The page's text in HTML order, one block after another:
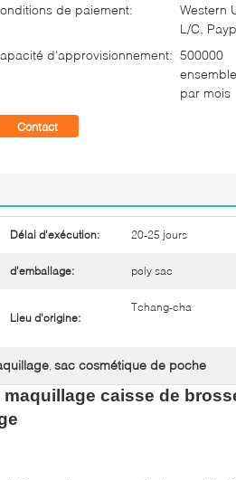
de paiement:
Western
L/C,
d'approvisionnement: 500000
par mois
Contact
Délai d'exécution: 20-25 jours
d'emballage: poly sac
Lieu d'origine:
Tchang-cha
, sac cosmétique de poche
caisse de